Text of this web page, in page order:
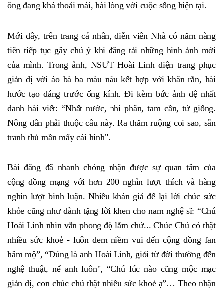
ông đang khá thoải mái, hài lòng với cuộc sống hiện tại.
Mới đây, trên trang cá nhân, diễn viên Nhà có năm nàng
tiên tiếp tục gây chú ý khi đăng tải những hình ảnh mới
của mình. Trong ảnh, NSƯT Hoài Linh diện trang phục
giản dị với áo bà ba màu nâu kết hợp với khăn rằn, hài
hước tạo dáng trước ống kính. Đi kèm bức ảnh đệ nhất
danh hài viết: “Nhất nước, nhì phân, tam cần, tứ giống.
Nông dân phải thuộc câu này. Ra thăm ruộng coi sao, sẵn
tranh thủ mần mấy cái hình".
Bài đăng đã nhanh chóng nhận được sự quan tâm của
cộng đồng mạng với hơn 200 nghìn lượt thích và hàng
nghìn lượt bình luận. Nhiều khán giả để lại lời chúc sức
khỏe cũng như dành tặng lời khen cho nam nghệ sĩ: “Chú
Hoài Linh nhìn vẫn phong độ lắm chứ... Chúc Chú có thật
nhiều sức khoẻ - luôn đem niềm vui đến cộng đồng fan
hâm mộ”, “Đúng là anh Hoài Linh, giỏi từ đời thường đến
nghệ thuật, nể anh luôn", “Chú lúc nào cũng mộc mạc
giản dị, con chúc chú thật nhiều sức khoẻ ạ”… Theo nhận